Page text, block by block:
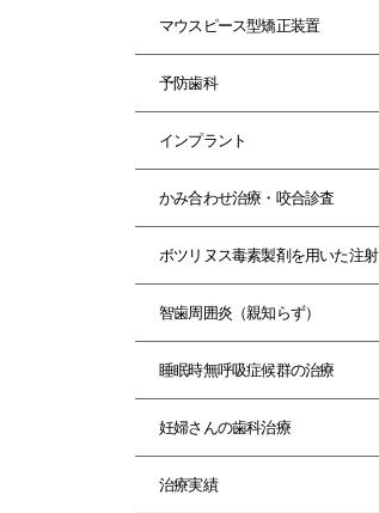
マウスピース型矯正装置
予防歯科
インプラント
かみ合わせ治療・咬合診査
ボツリヌス毒素製剤を用いた注射
智歯周囲炎（親知らず）
睡眠時無呼吸症候群の治療
妊婦さんの歯科治療
治療実績